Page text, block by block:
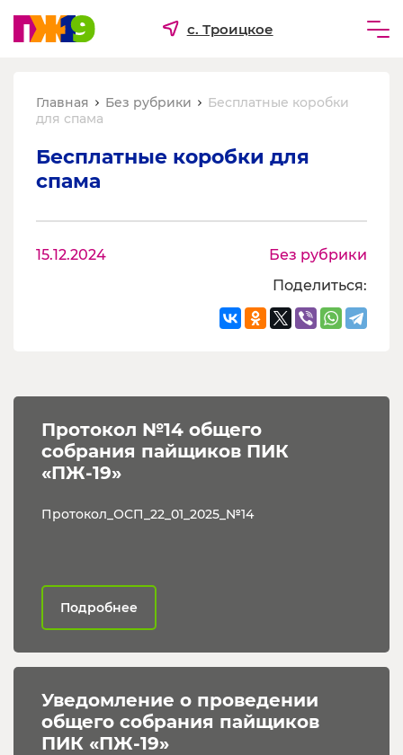
с. Троицкое
Бизнесу
Для ТСЖ и УК
О компании
Главная Без рубрики
Бесплатные коробки
для спама
Бесплатные коробки для
спама
15.12.2024
Без рубрики
Поделиться:
Протокол №14 общего
собрания пайщиков ПИК
«ПЖ-19»
Протокол_ОСП_22_01_2025_№14
Подробнее
Уведомление о проведении
общего собрания пайщиков
ПИК «ПЖ-19»